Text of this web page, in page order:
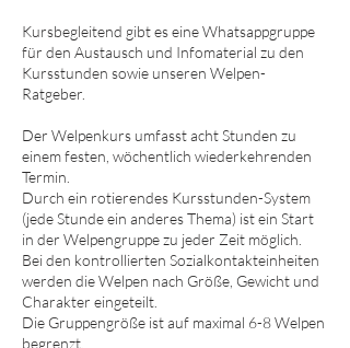
Kursbegleitend gibt es eine Whatsappgruppe
für den Austausch und Infomaterial zu den
Kursstunden sowie unseren Welpen-
Ratgeber.
Der Welpenkurs umfasst acht Stunden zu
einem festen, wöchentlich wiederkehrenden
Termin.
Durch ein rotierendes Kursstunden-System
(jede Stunde ein anderes Thema) ist ein Start
in der Welpengruppe zu jeder Zeit möglich.
Bei den kontrollierten Sozialkontakteinheiten
werden die Welpen nach Größe, Gewicht und
Charakter eingeteilt.
Die Gruppengröße ist auf maximal 6-8 Welpen
begrenzt.